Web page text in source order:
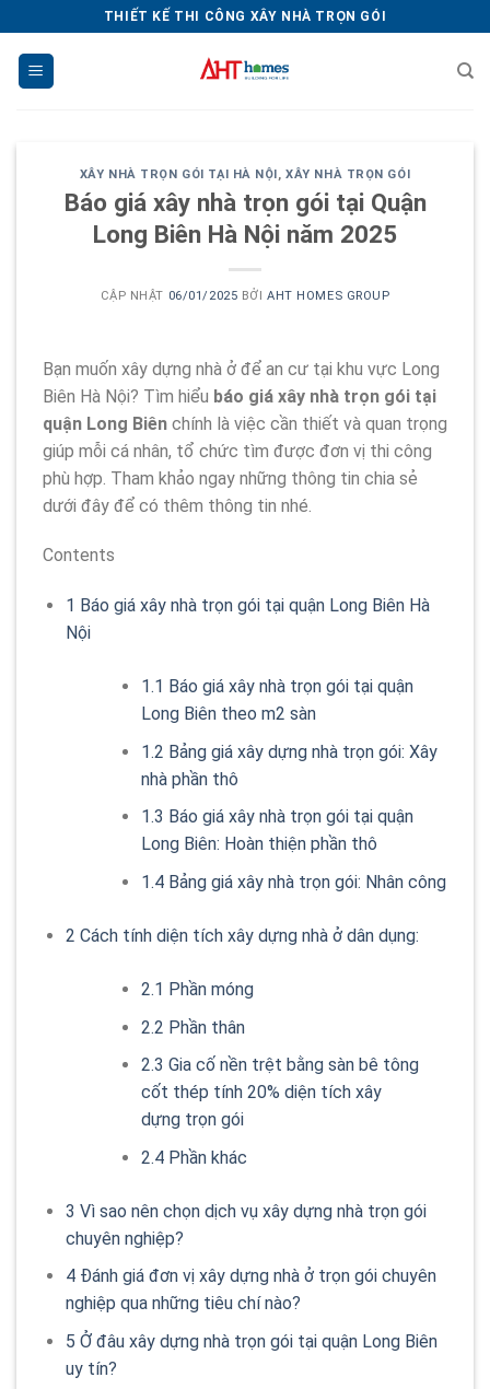
dung
THIẾT KẾ THI CÔNG XÂY NHÀ TRỌN GÓI
XÂY NHÀ TRỌN GÓI TẠI HÀ NỘI,XÂY NHÀ TRỌN GÓI
Báo giá xây nhà trọn gói tại Quận
Long Biên Hà Nội năm 2025
CẬP NHẬT 06/01/2025 BỞIAHT HOMES GROUP
Bạn muốn xây dựng nhà ở để an cư tại khu vực Long
Biên Hà Nội? Tìm hiểu báo giá xây nhà trọn gói tại
quận Long Biên chính là việc cần thiết và quan trọng
giúp mỗi cá nhân, tổ chức tìm được đơn vị thi công
phù hợp. Tham khảo ngay những thông tin chia sẻ
dưới đây để có thêm thông tin nhé.
Contents
1 Báo giá xây nhà trọn gói tại quận Long Biên Hà
Nội
1.1 Báo giá xây nhà trọn gói tại quận
Long Biên theo m2 sàn
1.2 Bảng giá xây dựng nhà trọn gói: Xây
nhà phần thô
1.3 Báo giá xây nhà trọn gói tại quận
Long Biên: Hoàn thiện phần thô
1.4Bảng giá xây nhà trọn gói: Nhân công
2 Cách tính diện tích xây dựng nhà ở dân dụng:
2.1 Phần móng
2.2 Phần thân
2.3 Gia cố nền trệt bằng sàn bê tông
cốt thép tính 20% diện tích xây
dựng trọn gói
2.4Phần khác
3 Vì sao nên chọn dịch vụ xây dựng nhà trọn gói
chuyên nghiệp?
4Đánh giá đơn vị xây dựng nhà ở trọn gói chuyên
nghiệp qua những tiêu chí nào?
5 Ở đâu xây dựng nhà trọn gói tại quận Long Biên
uy tín?